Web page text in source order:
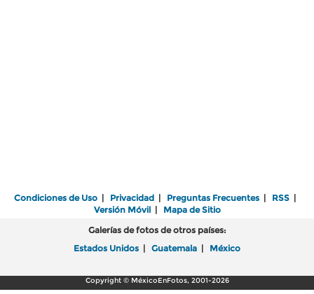
Condiciones de Uso | Privacidad | Preguntas Frecuentes | RSS |
Versión Móvil| Mapa de Sitio
Galerías de fotos de otros países:
Estados Unidos | Guatemala | México
Copyright © MéxicoEnFotos, 2001-2026